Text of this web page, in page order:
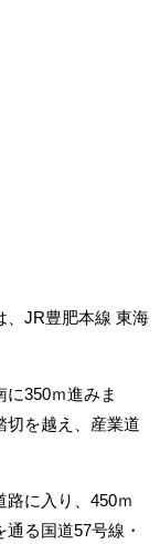
、JR豊肥本線 東海
350ｍ進みま
切を越え、産業道
に入り、450ｍ
る国道57号線・